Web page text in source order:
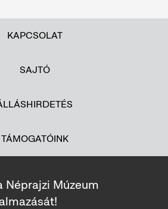
KAPCSOLAT
SAJTÓ
TÁMOGATÓINK
Néprajzi Múzeum